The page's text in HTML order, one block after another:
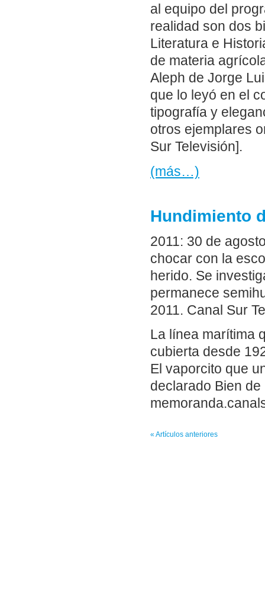
al equipo del
realidad son dos
Literatura e
de materia
Aleph de Jorge
que lo leyó en el
tipografía y
otros ejemplares
Sur Televisión].
(más…)
Hundimiento
2011: 30 de
chocar con la
herido. Se
permanece
2011. Canal Sur
La línea marítima
cubierta desde
El vaporcito que
declarado Bien
« Artículos anteriores